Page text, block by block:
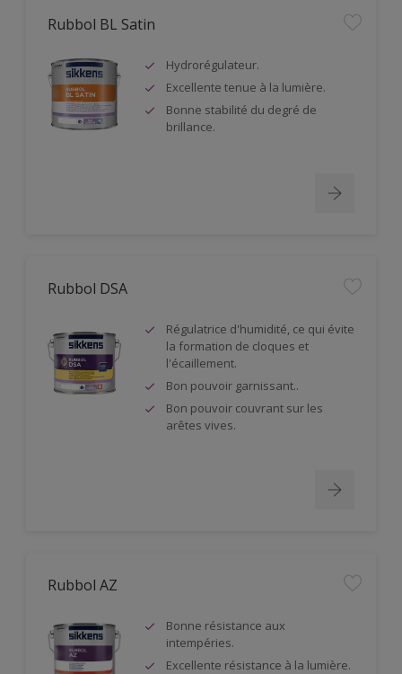
Rubbol BL Satin
Hydrorégulateur.
Excellente tenue à la lumière.
Bonne stabilité du degré de
brillance.
Rubbol DSA
Régulatrice d'humidité, ce qui évite
la formation de cloques et
l'écaillement.
Bon pouvoir garnissant..
Bon pouvoir couvrant sur les
arêtes vives.
Rubbol AZ
Bonne résistance aux
intempéries.
Excellente résistance à la lumière.